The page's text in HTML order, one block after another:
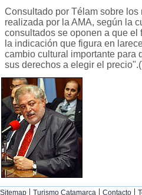
Consultado por Télam sobre
realizada por la AMA, según la
consultados se oponen a que el
la indicación que figura en
cambio cultural importante para
sus derechos a elegir el
Sitemap | Turismo Catamarca | Contacto |